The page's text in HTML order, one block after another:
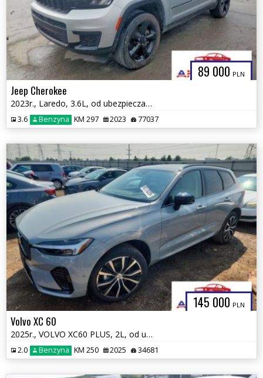
89 000 PLN
Jeep Cherokee
2023r., Laredo, 3.6L, od ubezpieczalni
3.6 Benzyna KM 297 2023 77037
145 000 PLN
Volvo XC 60
2025r., VOLVO XC60 PLUS, 2L, od ubezpieczalni
2.0 Benzyna KM 250 2025 34681